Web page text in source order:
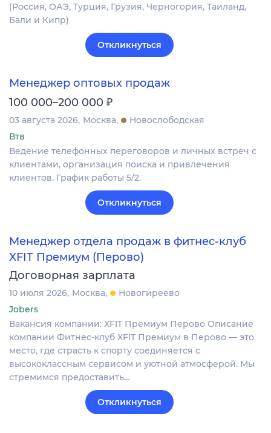
(Россия, ОАЭ, Турция, Грузия, Черногория, Таиланд,
Бали и Кипр)
Откликнуться
Менеджер оптовых продаж
100 000–200 000 ₽
03 августа 2026 Москва
Новослободская
Втв
Ведение телефонных переговоров и личных встреч с
клиентами, организация поиска и привлечения
клиентов. График работы 5/2.
Откликнуться
Менеджер отдела продаж в фитнес-клуб
XFIT Премиум (Перово)
Договорная зарплата
10 июля 2026 Москва
Новогиреево
Jobers
Вакансия компании: XFIT Премиум Перово Описание
компании Фитнес-клуб XFIT Премиум в Перово — это
место, где страсть к спорту соединяется с
высококлассным сервисом и уютной атмосферой. Мы
стремимся предоставить…
Откликнуться